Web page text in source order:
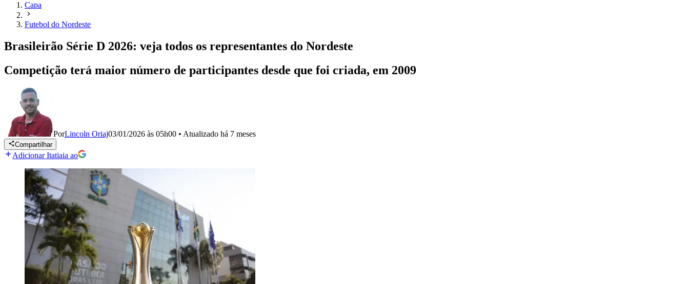
Capa
Futebol do Nordeste
Brasileirão Série D 2026: veja todos os representantes do Nordeste
Competição terá maior número de participantes desde que foi criada, em 2009
PorLincoln Oriaj03/01/2026 às 05h00 • Atualizado há 7 meses
Compartilhar
Adicionar Itatiaia ao